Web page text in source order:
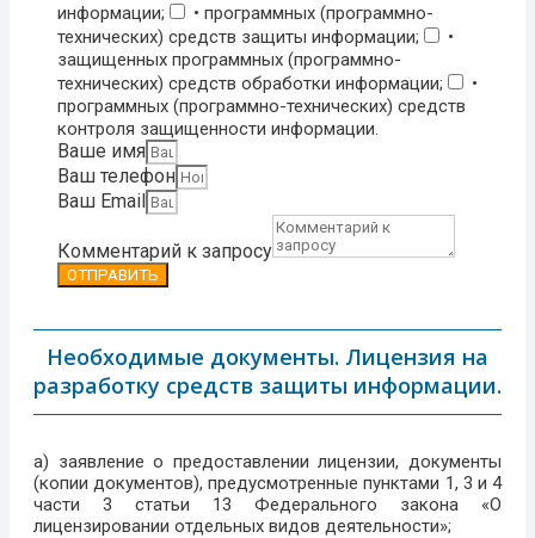
информации;
• программных (программно-
технических) средств защиты информации;
•
защищенных программных (программно-
технических) средств обработки информации;
•
программных (программно-технических) средств
контроля защищенности информации.
Ваше имя
Ваш телефон
Ваш Email
Комментарий к запросу
ОТПРАВИТЬ
Необходимые документы. Лицензия на
разработку средств защиты информации.
а) заявление о предоставлении лицензии, документы
(копии документов), предусмотренные пунктами 1, 3 и 4
части 3 статьи 13 Федерального закона «О
лицензировании отдельных видов деятельности»;